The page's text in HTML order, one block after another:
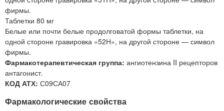
фирмы.
Таблетки 80 мг
Белые или почти белые продолговатой формы таблетки, на
одной стороне гравировка «52Н», на другой стороне — символ
фирмы.
Фармакотерапевтическая группа: ангиотензина II рецепторов
антагонист.
КОД АТХ: С09СА07
Фармакологические свойства